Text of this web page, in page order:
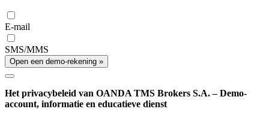
E-mail
SMS/MMS
Open een demo-rekening »
Het privacybeleid van OANDA TMS Brokers S.A. – Demo-
account, informatie en educatieve dienst